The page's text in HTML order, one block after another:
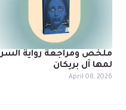
ملخص ومراجعة رواية السر
لمها آل بريكان
April 08, 2026